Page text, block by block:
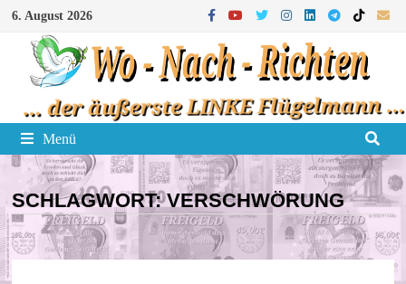
Zum
Inhalt
springen
6. August 2026
Menü
SCHLAGWORT:VERSCHWÖRUNG